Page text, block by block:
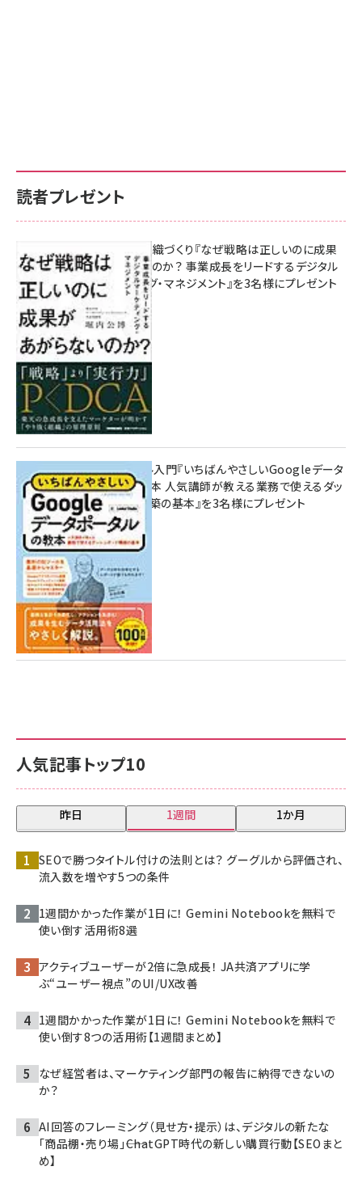
人気記事トップ10
昨日 1週間 1か月
SEOで勝つタイトル付けの法則とは？ グーグルから評価され、
流入数を増やす5つの条件
1週間かかった作業が1日に！ Gemini Notebookを無料で
使い倒す活用術8選
アクティブユーザーが2倍に急成長！ JA共済アプリに学
ぶ“ユーザー視点”のUI/UX改善
1週間かかった作業が1日に！ Gemini Notebookを無料で
使い倒す8つの活用術【1週間まとめ】
なぜ経営者は、マーケティング部門の報告に納得できないの
か？
AI回答のフレーミング（見せ方・提示）は、デジタルの新たな
「商品棚・売り場」――ChatGPT時代の新しい購買行動【SEOまと
め】
読者プレゼント
成果を生む組織づくり『なぜ戦略は正しいのに成果
があがらないのか？ 事業成長をリードするデジタル
マーケティング・マネジメント』を3名様にプレゼント
10:00
無料BIツール入門『いちばんやさしいGoogleデータ
ポータルの教本 人気講師が教える業務で使えるダッ
シュボード構築の基本』を3名様にプレゼント
7月31日 10:00